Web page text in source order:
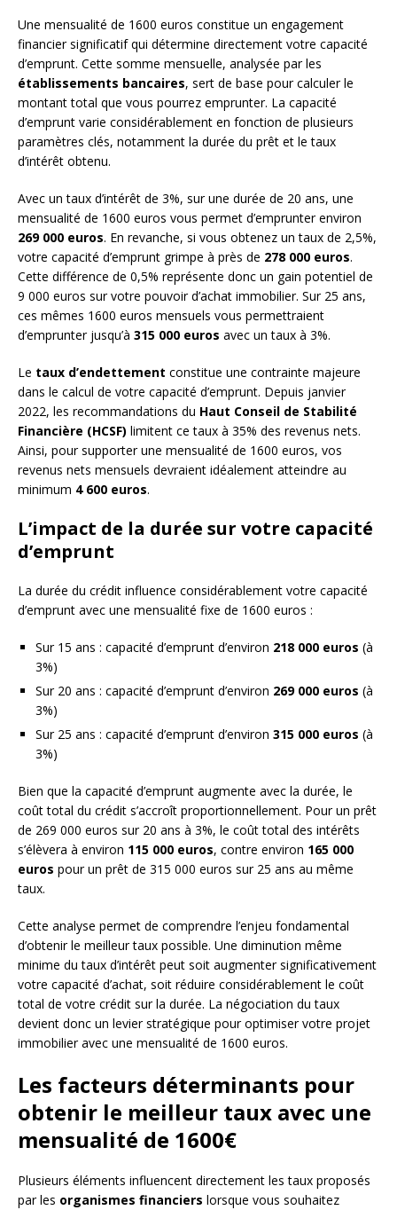
Une mensualité de 1600 euros constitue un engagement
financier significatif qui détermine directement votre capacité
d’emprunt. Cette somme mensuelle, analysée par les
établissements bancaires, sert de base pour calculer le
montant total que vous pourrez emprunter. La capacité
d’emprunt varie considérablement en fonction de plusieurs
paramètres clés, notamment la durée du prêt et le taux
d’intérêt obtenu.
Avec un taux d’intérêt de 3%, sur une durée de 20 ans, une
mensualité de 1600 euros vous permet d’emprunter environ
269 000 euros. En revanche, si vous obtenez un taux de 2,5%,
votre capacité d’emprunt grimpe à près de 278 000 euros.
Cette différence de 0,5% représente donc un gain potentiel de
9 000 euros sur votre pouvoir d’achat immobilier. Sur 25 ans,
ces mêmes 1600 euros mensuels vous permettraient
d’emprunter jusqu’à 315 000 euros avec un taux à 3%.
Le taux d’endettement constitue une contrainte majeure
dans le calcul de votre capacité d’emprunt. Depuis janvier
2022, les recommandations du Haut Conseil de Stabilité
Financière (HCSF) limitent ce taux à 35% des revenus nets.
Ainsi, pour supporter une mensualité de 1600 euros, vos
revenus nets mensuels devraient idéalement atteindre au
minimum 4 600 euros.
L’impact de la durée sur votre capacité
d’emprunt
La durée du crédit influence considérablement votre capacité
d’emprunt avec une mensualité fixe de 1600 euros :
Sur 15 ans : capacité d’emprunt d’environ 218 000 euros (à
3%)
Sur 20 ans : capacité d’emprunt d’environ 269 000 euros (à
3%)
Sur 25 ans : capacité d’emprunt d’environ 315 000 euros (à
3%)
Bien que la capacité d’emprunt augmente avec la durée, le
coût total du crédit s’accroît proportionnellement. Pour un prêt
de 269 000 euros sur 20 ans à 3%, le coût total des intérêts
s’élèvera à environ 115 000 euros, contre environ 165 000
euros pour un prêt de 315 000 euros sur 25 ans au même
taux.
Cette analyse permet de comprendre l’enjeu fondamental
d’obtenir le meilleur taux possible. Une diminution même
minime du taux d’intérêt peut soit augmenter significativement
votre capacité d’achat, soit réduire considérablement le coût
total de votre crédit sur la durée. La négociation du taux
devient donc un levier stratégique pour optimiser votre projet
immobilier avec une mensualité de 1600 euros.
Les facteurs déterminants pour
obtenir le meilleur taux avec une
mensualité de 1600€
Plusieurs éléments influencent directement les taux proposés
par les organismes financiers lorsque vous souhaitez